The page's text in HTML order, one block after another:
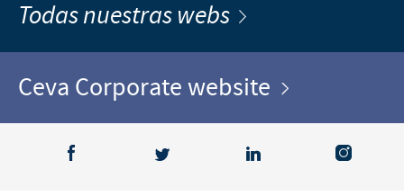
Todas nuestras webs
Ceva Corporate website